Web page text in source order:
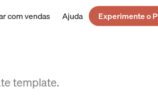
com vendas Ajuda
Experimente o
template.